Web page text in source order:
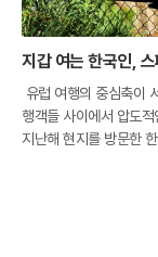
지갑 여는 한국인,
유럽 여행의 중심축이
행객들 사이에서 압도
지난해 현지를 방문한